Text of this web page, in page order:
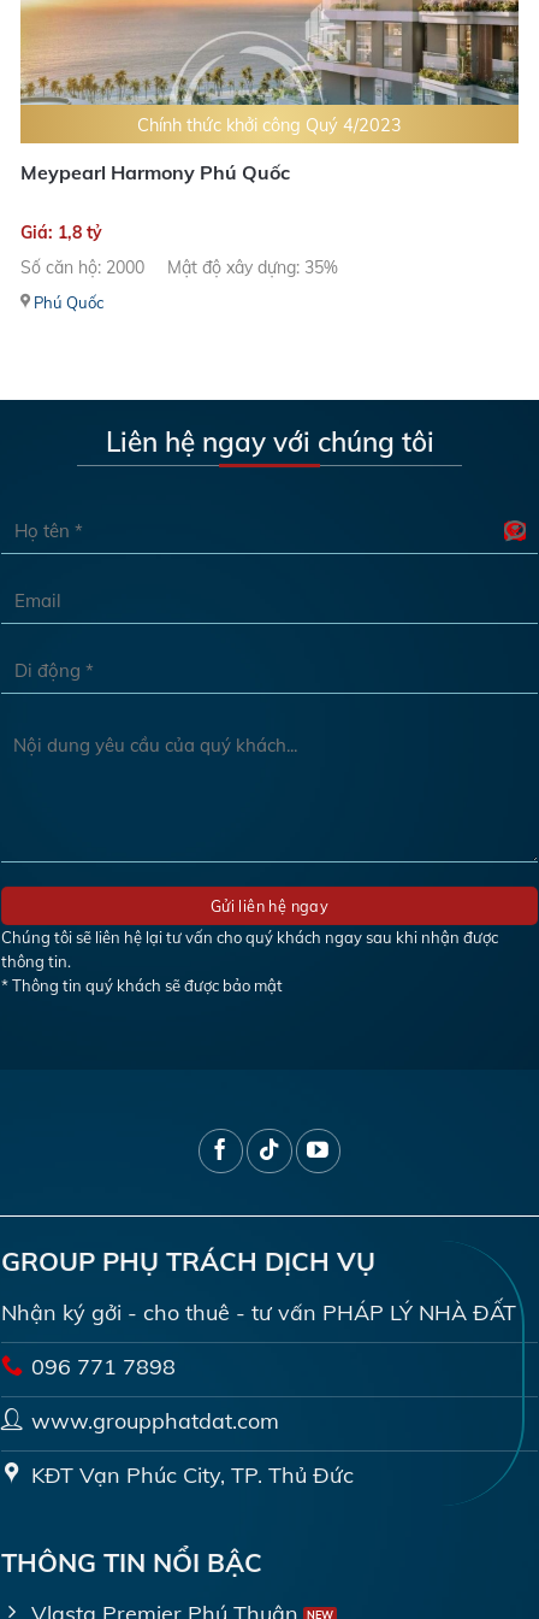
Chính thức khởi công Quý 4/2023
Meypearl Harmony Phú Quốc
Giá: 1,8 tỷ
Số căn hộ: 2000
Mật độ xây dựng: 35%
Phú Quốc
Liên hệ ngay với chúng tôi
Chúng tôi sẽ liên hệ lại tư vấn cho quý khách ngay sau khi nhận được
thông tin.
* Thông tin quý khách sẽ được bảo mật
GROUP PHỤ TRÁCH DỊCH VỤ
Nhận ký gởi - cho thuê - tư vấn PHÁP LÝ NHÀ ĐẤT
096 771 7898
www.groupphatdat.com
KĐT Vạn Phúc City, TP. Thủ Đức
THÔNG TIN NỔI BẬC